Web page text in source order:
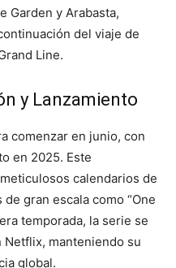
Garden y Arabasta,
del viaje de
Line.
y Lanzamiento
comenzar en junio, con
en 2025. Este
calendarios de
gran escala como “One
temporada, la serie se
manteniendo su
global.